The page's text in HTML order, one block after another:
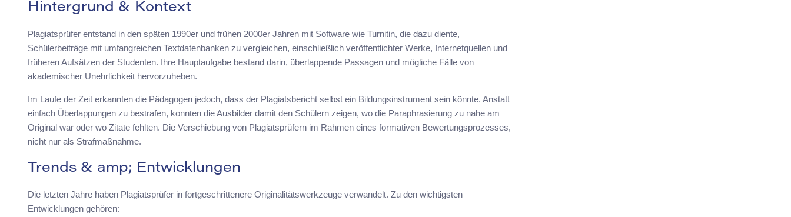
Hintergrund & Kontext
Plagiatsprüfer entstand in den späten 1990er und frühen 2000er Jahren mit Software wie Turnitin, die dazu diente,
Schülerbeiträge mit umfangreichen Textdatenbanken zu vergleichen, einschließlich veröffentlichter Werke, Internetquellen und
früheren Aufsätzen der Studenten. Ihre Hauptaufgabe bestand darin, überlappende Passagen und mögliche Fälle von
akademischer Unehrlichkeit hervorzuheben.
Im Laufe der Zeit erkannten die Pädagogen jedoch, dass der Plagiatsbericht selbst ein Bildungsinstrument sein könnte. Anstatt
einfach Überlappungen zu bestrafen, konnten die Ausbilder damit den Schülern zeigen, wo die Paraphrasierung zu nahe am
Original war oder wo Zitate fehlten. Die Verschiebung von Plagiatsprüfern im Rahmen eines formativen Bewertungsprozesses,
nicht nur als Strafmaßnahme.
Trends & amp; Entwicklungen
Die letzten Jahre haben Plagiatsprüfer in fortgeschrittenere Originalitätswerkzeuge verwandelt. Zu den wichtigsten
Entwicklungen gehören: